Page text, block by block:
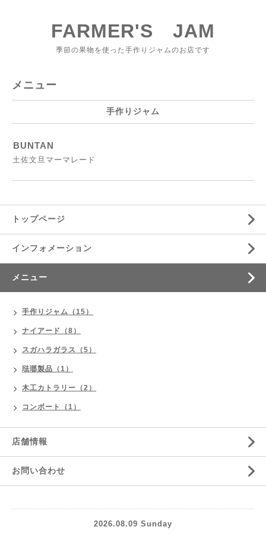
FARMER'S JAM
季節の果物を使った手作りジャムのお店です
メニュー
手作りジャム
BUNTAN
土佐文旦マーマレード
トップページ
インフォメーション
メニュー
手作りジャム（15）
ナイアード（8）
スガハラガラス（5）
琺瑯製品（1）
木工カトラリー（2）
コンポート（1）
店舗情報
お問い合わせ
2026.08.09 Sunday